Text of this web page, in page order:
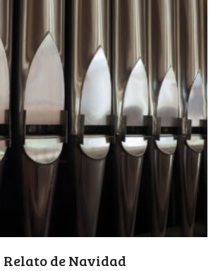
de Navidad